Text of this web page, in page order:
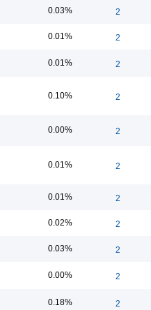
0.03% 2
0.01% 2
0.01% 2
0.10% 2
0.00% 2
0.01% 2
0.01% 2
0.02% 2
0.03% 2
0.00% 2
0.18% 2